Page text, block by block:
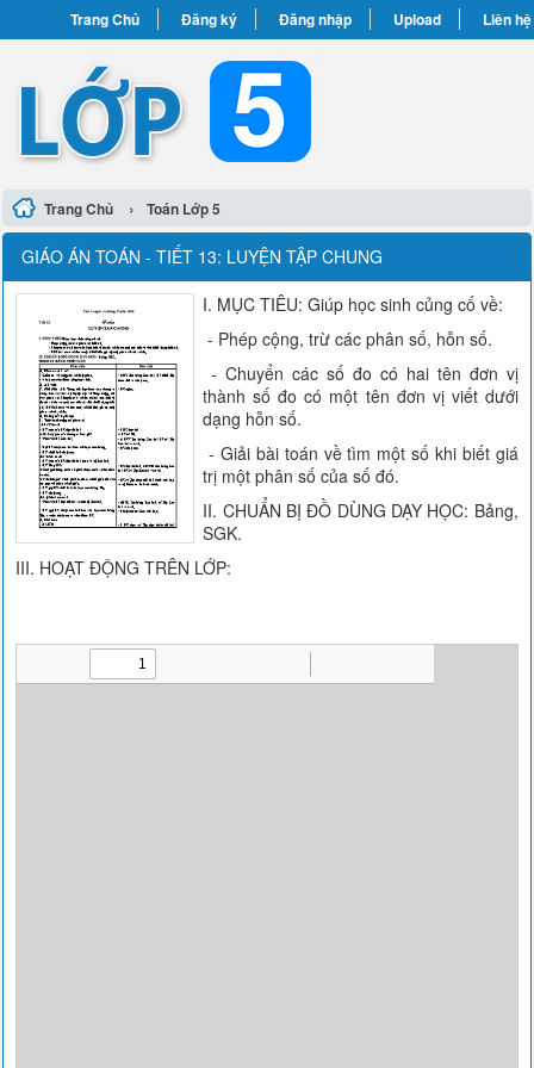
Trang Chủ Đăng ký Đăng nhập Upload Liên hệ
Trang Chủ › Toán Lớp 5
GIÁO ÁN TOÁN - TIẾT 13: LUYỆN TẬP CHUNG
I. MỤC TIÊU: Giúp học sinh củng cố về:
- Phép cộng, trừ các phân số, hỗn số.
- Chuyển các số đo có hai tên đơn vị
thành số đo có một tên đơn vị viết dưới
dạng hỗn số.
- Giải bài toán về tìm một số khi biết giá
trị một phân số của số đó.
II. CHUẨN BỊ ĐỒ DÙNG DẠY HỌC: Bảng,
SGK.
III. HOẠT ĐỘNG TRÊN LỚP: